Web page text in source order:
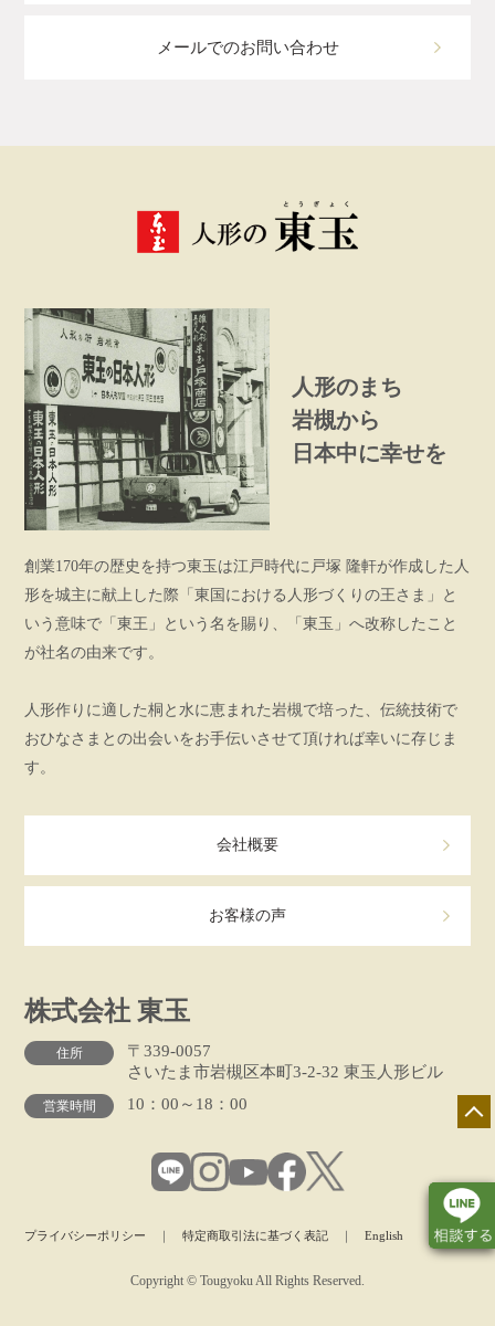
メールでのお問い合わせ
人形のまち
岩槻から
日本中に幸せを
創業170年の歴史を持つ東玉は江戸時代に戸塚 隆軒が作成した人
形を城主に献上した際「東国における人形づくりの王さま」と
いう意味で「東王」という名を賜り、「東玉」へ改称したこと
が社名の由来です。
人形作りに適した桐と水に恵まれた岩槻で培った、伝統技術で
おひなさまとの出会いをお手伝いさせて頂ければ幸いに存じま
す。
会社概要
お客様の声
株式会社 東玉
住所
〒339-0057
さいたま市岩槻区本町3-2-32 東玉人形ビル
営業時間 10：00～18：00
プライバシーポリシー ｜特定商取引法に基づく表記 ｜English
Copyright © Tougyoku All Rights Reserved.